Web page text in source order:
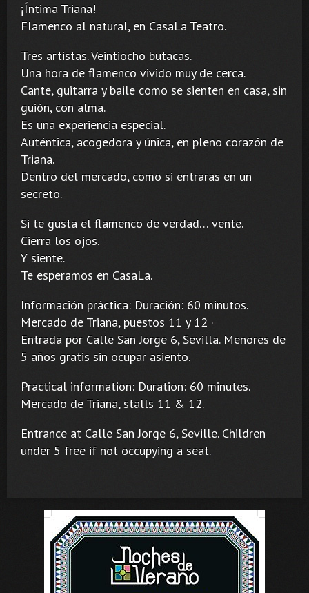
¡Íntima Triana!
Flamenco al natural, en CasaLa Teatro.
Tres artistas. Veintiocho butacas.
Una hora de flamenco vivido muy de cerca.
Cante, guitarra y baile como se sienten en casa, sin
guión, con alma.
Es una experiencia especial.
Auténtica, acogedora y única, en pleno corazón de
Triana.
Dentro del mercado, como si entraras en un
secreto.
Si te gusta el flamenco de verdad… vente.
Cierra los ojos.
Y siente.
Te esperamos en CasaLa.
Información práctica: Duración: 60 minutos.
Mercado de Triana, puestos 11 y 12 ·
Entrada por Calle San Jorge 6, Sevilla. Menores de
5 años gratis sin ocupar asiento.
Practical information: Duration: 60 minutes.
Mercado de Triana, stalls 11 & 12.
Entrance at Calle San Jorge 6, Seville. Children
under 5 free if not occupying a seat.